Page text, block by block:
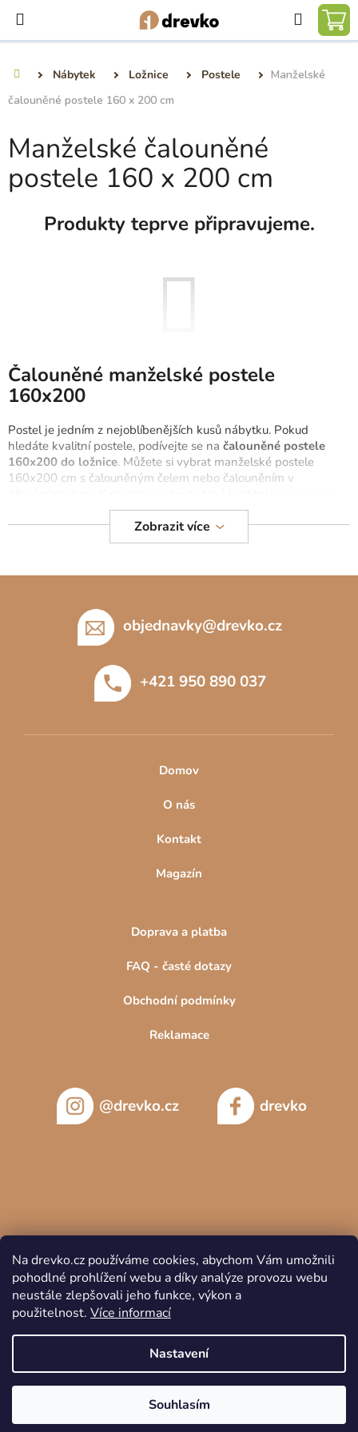
Na drevko.cz používáme cookies, abychom Vám umožnili
pohodlné prohlížení webu a díky analýze provozu webu
neustále zlepšovali jeho funkce, výkon a
použitelnost. Více informací
Nastavení
Souhlasím
obsah
Hledat
Nábytek Ložnice Postele
Manželské
čalouněné postele 160 x 200 cm
Manželské čalouněné
postele 160 x 200 cm
Produkty teprve připravujeme.
Můžete se ale podívat na ostatní kategorie.
ZPĚT DO OBCHODU
Čalouněné manželské postele
160x200
Postel je jedním z nejoblíbenějších kusů nábytku. Pokud
hledáte kvalitní postele, podívejte se na čalouněné postele
160x200 do ložnice. Můžete si vybrat manželské postele
160x200 cm s čalouněným čelem nebo čalouněním v
Na výběr máte takématrace 160x200, které poskytnou
čalouněnou postel 120x200nebočalouněnou postel 140x200
Zobrazit více
objednavky@drevko.cz
+421 950 890 037
Domov
O nás
Kontakt
Magazín
Doprava a platba
FAQ - časté dotazy
Obchodní podmínky
Reklamace
@drevko.cz drevko
Vytvořil Shoptet